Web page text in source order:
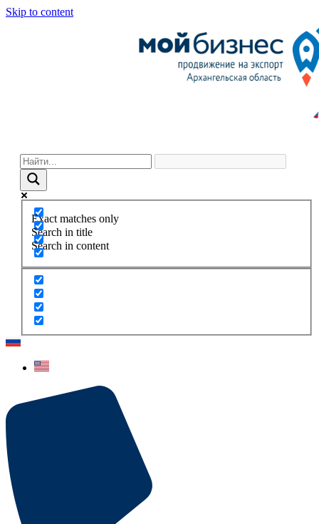
Skip to content
Exact matches only
Search in title
Search in content